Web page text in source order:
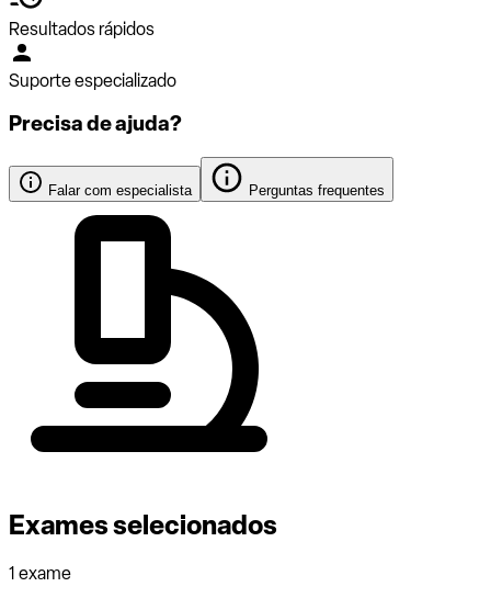
Resultados rápidos
Suporte especializado
Precisa de ajuda?
Falar com especialista Perguntas frequentes
Exames selecionados
1 exame